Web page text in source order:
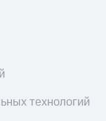
технологий